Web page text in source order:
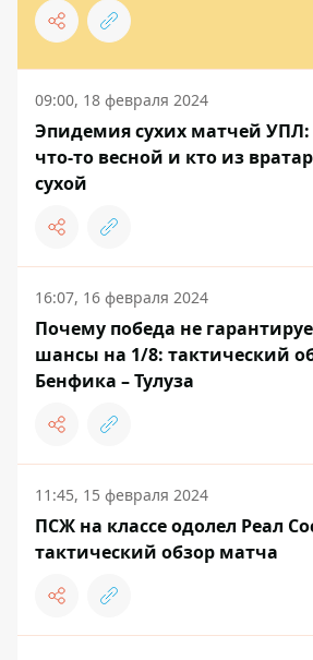
09:00, 18 февраля 2024
Эпидемия сухих матчей
что-то весной и кто из
сухой
16:07, 16 февраля 2024
Почему победа не
шансы на 1/8: тактический
Бенфика – Тулуза
11:45, 15 февраля 2024
ПСЖ на классе одолел Реал
тактический обзор матча